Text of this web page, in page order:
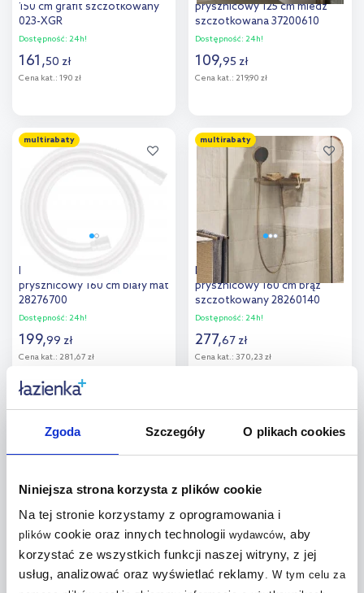
Zgoda Szczegóły O plikach cookies
Niniejsza strona korzysta z plików cookie
Na tej stronie korzystamy z oprogramowania i
plikówcookie oraz innych technologii wydawców, aby
korzystać ze wszystkich funkcji naszej witryny, z jej
usług, analizować oraz wyświetlać reklamy. W tym celu za
150 cm grafit szczotkowany
023-XGR
Dostępność: 24h!
161,50 zł
Cena kat.: 190 zł
Dodaj do
porównania
prysznicowy 125 cm miedź
szczotkowana 37200610
Dostępność: 24h!
109,95 zł
Cena kat.: 219,90 zł
Dodaj do
porównania
multirabaty
Hansgrohe Isiflex wąż
prysznicowy 160 cm biały mat
28276700
Dostępność: 24h!
199,99 zł
Cena kat.: 281,67 zł
Dodaj do
porównania
multirabaty
Hansgrohe Designflex wąż
prysznicowy 160 cm brąz
szczotkowany 28260140
Dostępność: 24h!
277,67 zł
Cena kat.: 370,23 zł
Dodaj do
porównania
Ideal Standard Idealflex wąż
prysznicowy 175 cm
metaliczny róż BE175RO
Excellent wąż prysznicowy
150 cm złoty szczotkowany
AREX.SHR.R150GB